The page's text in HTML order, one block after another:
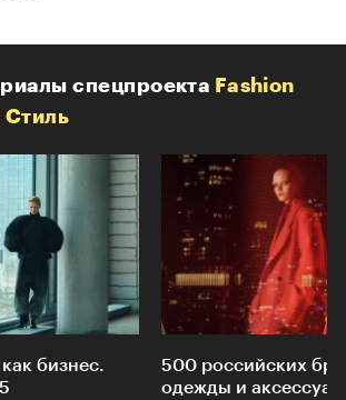
спецпроекта Fashion
Стиль
бизнес.
500 российских
одежды и